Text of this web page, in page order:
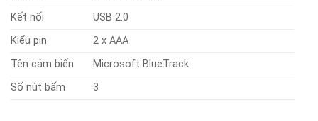
Kết nối
USB 2.0
Kiểu pin
2 x AAA
Tên cảm biến
Microsoft BlueTrack
Số nút bấm
3